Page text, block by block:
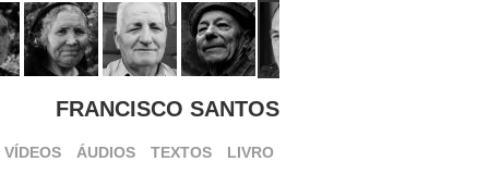
FRANCISCO SANTOS
VÍDEOS ÁUDIOS TEXTOS LIVRO